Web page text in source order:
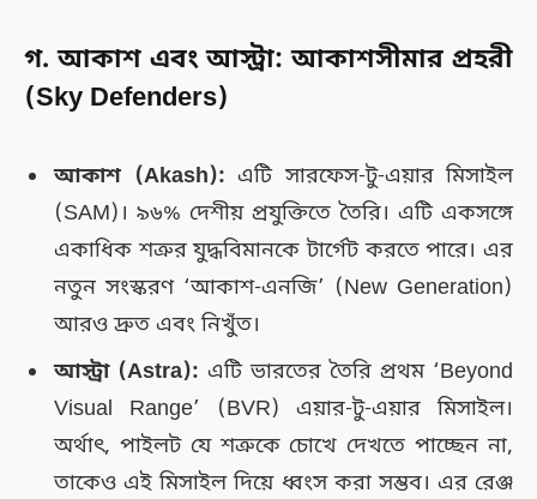
গ. আকাশ এবং আস্ট্রা: আকাশসীমার প্রহরী
(Sky Defenders)
আকাশ (Akash): এটি সারফেস-টু-এয়ার মিসাইল
(SAM)। ৯৬% দেশীয় প্রযুক্তিতে তৈরি। এটি একসঙ্গে
একাধিক শত্রুর যুদ্ধবিমানকে টার্গেট করতে পারে। এর
নতুন সংস্করণ ‘আকাশ-এনজি’ (New Generation)
আরও দ্রুত এবং নিখুঁত।
আস্ট্রা (Astra): এটি ভারতের তৈরি প্রথম ‘Beyond
Visual Range’ (BVR) এয়ার-টু-এয়ার মিসাইল।
অর্থাৎ, পাইলট যে শত্রুকে চোখে দেখতে পাচ্ছেন না,
তাকেও এই মিসাইল দিয়ে ধ্বংস করা সম্ভব। এর রেঞ্জ